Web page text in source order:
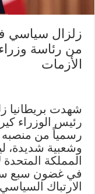
زلزال سياسي
من رئاسة
الأزمات
شهدت بريطانيا
رئيس الوزراء كير
رسمياً من منصبه
وشعبية شديدة،
المملكة
في غضون سبع
الارتباك